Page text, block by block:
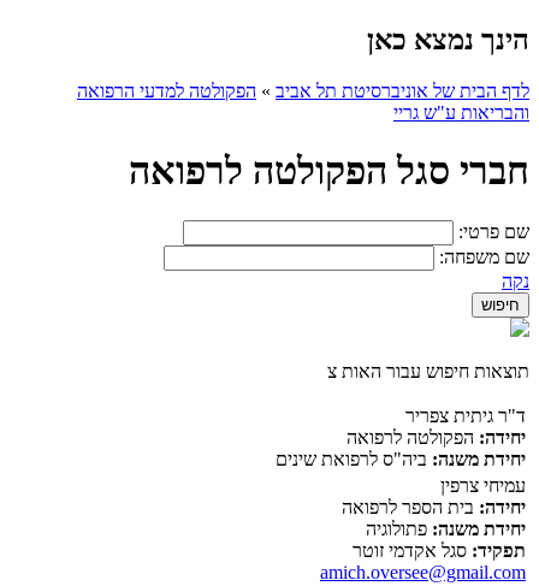
הינך נמצא כאן
לדף הבית של אוניברסיטת תל אביב » הפקולטה למדעי הרפואה
והבריאות ע"ש גריי
חברי סגל הפקולטה לרפואה
שם פרטי:
שם משפחה:
נקה
תוצאות חיפוש עבור האות צ
ד"ר גיתית צפריר
יחידה: הפקולטה לרפואה
יחידת משנה: ביה"ס לרפואת שינים
עמיחי צרפין
יחידה: בית הספר לרפואה
יחידת משנה: פתולוגיה
תפקיד: סגל אקדמי זוטר
amich.oversee@gmail.com